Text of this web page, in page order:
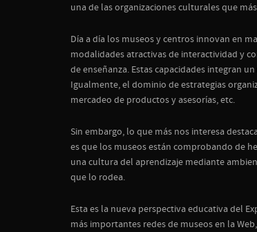
una de las organizaciones culturales que
Día a día los museos y centros innovan en
modalidades atractivas de interactividad y
de enseñanza. Estas capacidades integran
Igualmente, el dominio de estrategias
mercadeo de productos y asesorías, etc.
Sin embargo, lo que más nos interesa
es que los museos están comprobando de
una cultura del aprendizaje mediante
que lo rodea.
Esta es la nueva perspectiva educativa del
más importantes redes de museos en la